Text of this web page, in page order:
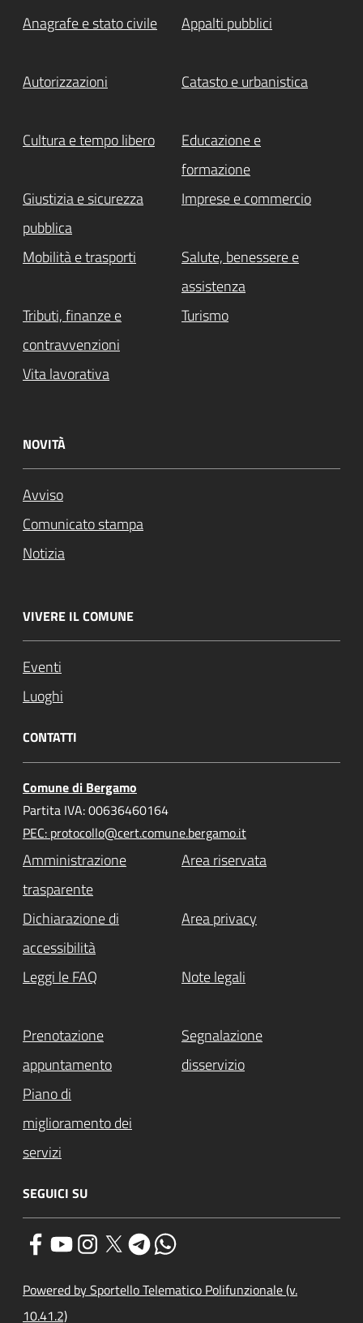
Anagrafe e stato civile Appalti pubblici
Autorizzazioni Catasto e urbanistica
Cultura e tempo libero
Educazione e
formazione
Giustizia e sicurezza
pubblica
Imprese e commercio
Mobilità e trasporti
Salute, benessere e
assistenza
Tributi, finanze e
contravvenzioni
Turismo
Vita lavorativa
NOVITÀ
Avviso
Comunicato stampa
Notizia
VIVERE IL COMUNE
Eventi
Luoghi
CONTATTI
Comune di Bergamo
Partita IVA: 00636460164
PEC: protocollo@cert.comune.bergamo.it
Amministrazione
trasparente
Area riservata
Dichiarazione di
accessibilità
Area privacy
Leggi le FAQ Note legali
Prenotazione
appuntamento
Segnalazione
disservizio
Piano di
miglioramento dei
servizi
SEGUICI SU
Powered by Sportello Telematico Polifunzionale (v.
10.41.2)